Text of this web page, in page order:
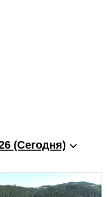
(Cегодня)